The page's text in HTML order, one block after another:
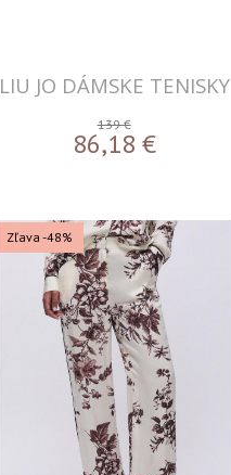
LIU JO DÁMSKE TENISKY
139 €
86,18 €
Zľava -48%